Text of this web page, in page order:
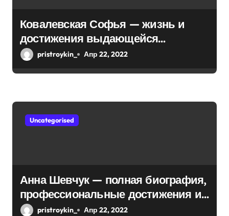
п
и
с
я
Ковалевская Софья — жизнь и
достижения выдающейся
математической мыслительницы
pristroykin_ Апр 22, 2022
Uncategorised
Анна Шевчук — полная биография,
профессиональные достижения и
интересы, личная жизнь
pristroykin_ Апр 22, 2022